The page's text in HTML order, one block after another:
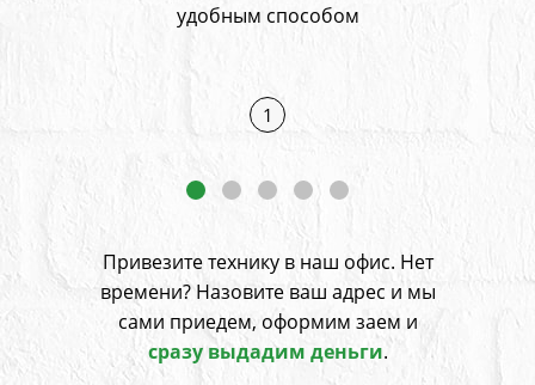
удобным способом
1
Привезите технику в наш офис. Нет
времени? Назовите ваш адрес и мы
сами приедем, оформим заем и
сразу выдадим деньги.